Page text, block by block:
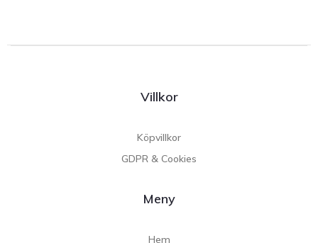
Villkor
Köpvillkor
GDPR & Cookies
Meny
Hem